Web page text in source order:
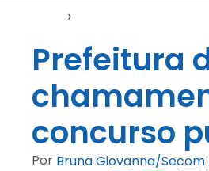
›
Prefeitura
concurso
Por Bruna Giovanna/Secom|